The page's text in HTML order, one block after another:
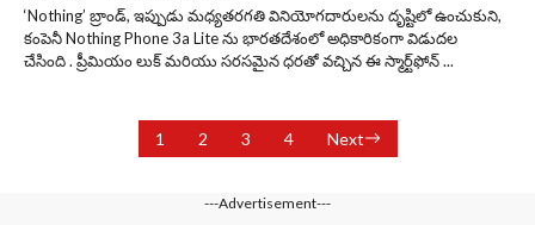
‘Nothing’ బ్రాండ్, ఇప్పుడు మధ్యతరగతి వినియోగదారులను దృష్టిలో ఉంచుకుని,
కంపెనీ Nothing Phone 3a Lite ను భారతదేశంలో అధికారికంగా విడుదల
చేసింది . ప్రీమియం లుక్ మరియు సరసమైన ధరతో వచ్చిన ఈ స్మార్ట్‌ఫోన్ ...
1 2 3 4 Next
---Advertisement---